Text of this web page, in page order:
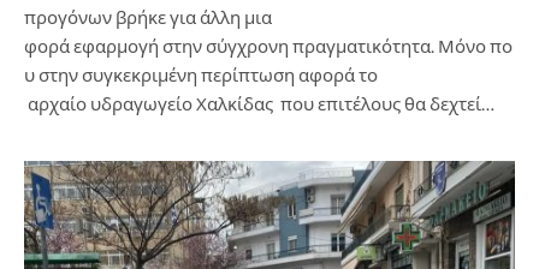
προγόνων βρήκε για άλλη μια
φορά εφαρμογή στην σύγχρονη πραγματικότητα. Μόνο πο
υ στην συγκεκριμένη περίπτωση αφορά το
αρχαίο υδραγωγείο Χαλκίδας που επιτέλους θα δεχτεί…